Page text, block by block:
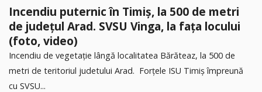
Incendiu puternic în Timiș, la 500 de metri
de județul Arad. SVSU Vinga, la fața locului
(foto, video)
Incendiu de vegetație lângă localitatea Bărăteaz, la 500 de
metri de teritoriul judetului Arad. Forțele ISU Timiș împreună
cu SVSU...